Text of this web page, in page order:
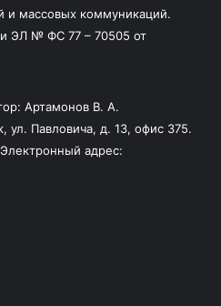
и массовых коммуникаций.
ЭЛ № ФС 77 – 70505 от
Артамонов В. А.
ул. Павловича, д. 13, офис 375.
адрес: